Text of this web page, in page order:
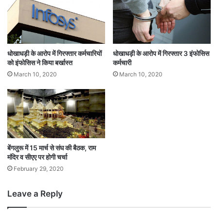
फो
क
र्म
चा
री
धोखाधड़ी के आरोप में गिरफ्तार कर्मचारियों
को इंफोसिस ने किया बर्खास्त
March 10, 2020
धोखाधड़ी के आरोप में गिरफ्तार 3 इंफोसिस
कर्मचारी
March 10, 2020
बेंगलुरू में 15 मार्च से संघ की बैठक, राम
मंदिर व सीएए पर होगी चर्चा
February 29, 2020
Leave a Reply